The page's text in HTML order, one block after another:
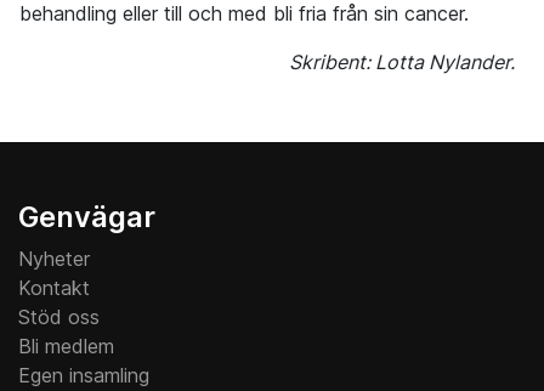
behandling eller till och med bli fria från sin cancer.
Skribent: Lotta Nylander.
Genvägar
Nyheter
Kontakt
Stöd oss
Bli medlem
Egen insamling